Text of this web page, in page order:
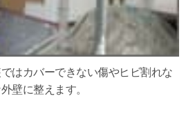
はカバーできない傷やヒビ割れな
壁に整えます。